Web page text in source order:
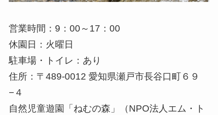
営業時間：9：00～17：00
休園日：火曜日
駐車場・トイレ：あり
住所：〒489-0012 愛知県瀬戸市長谷口町６９
−４
自然児童遊園「ねむの森」（NPO法人エム・ト